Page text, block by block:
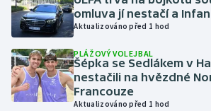
Jezdectví
Judo
Krasobruslení
omluva jí nestačí a
Aktualizováno před 1 hod
PLÁŽOVÝ VOLEJBAL
Šépka se Sedlákem v
nestačili na hvězdné
Francouze
Aktualizováno před 1 hod